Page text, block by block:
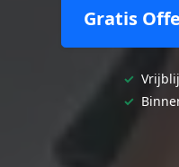
Gratis
✓
✓